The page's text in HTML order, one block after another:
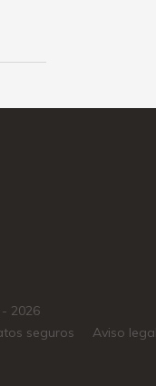
2026
seguros Aviso legal